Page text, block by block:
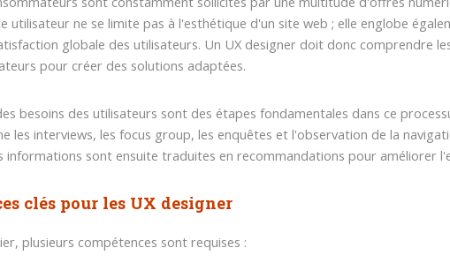
utilisateur ne se limite pas à l'esthétique d'un site web ; elle englobe
globale des utilisateurs. Un UX designer doit donc comprendre
pour créer des solutions adaptées.
besoins des utilisateurs sont des étapes fondamentales dans ce
les interviews, les focus group, les enquêtes et l'observation de la
informations sont ensuite traduites en recommandations pour améliorer
clés pour les UX designer
plusieurs compétences sont requises :